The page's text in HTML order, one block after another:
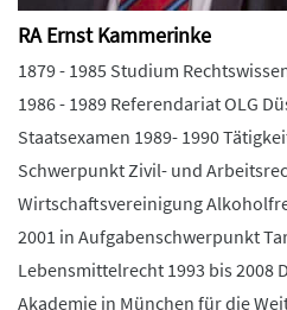
RA Ernst Kammerinke
1879 - 1985 Studium
1986 - 1989 Referendariat OLG
Staatsexamen 1989- 1990
Schwerpunkt Zivil- und
Wirtschaftsvereinigung
2001 in Aufgabenschwerpunkt
Lebensmittelrecht 1993 bis 2008
Akademie in München für die